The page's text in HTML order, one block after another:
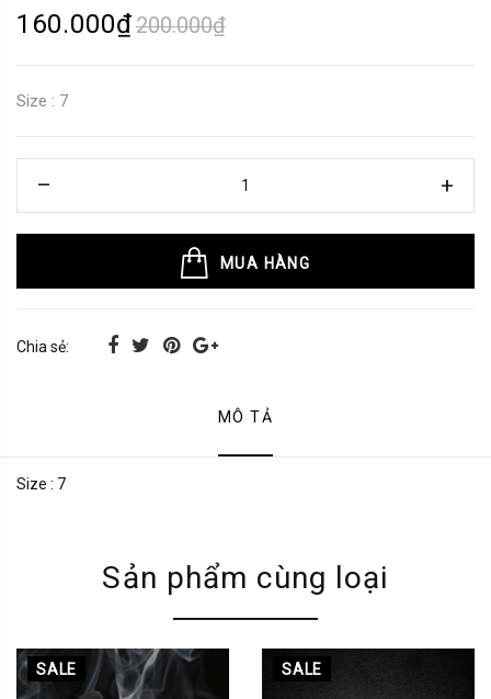
160.000₫200.000₫
Size : 7
MUA HÀNG
Chia sẻ:
MÔ TẢ
Size : 7
Sản phẩm cùng loại
SALE SALE